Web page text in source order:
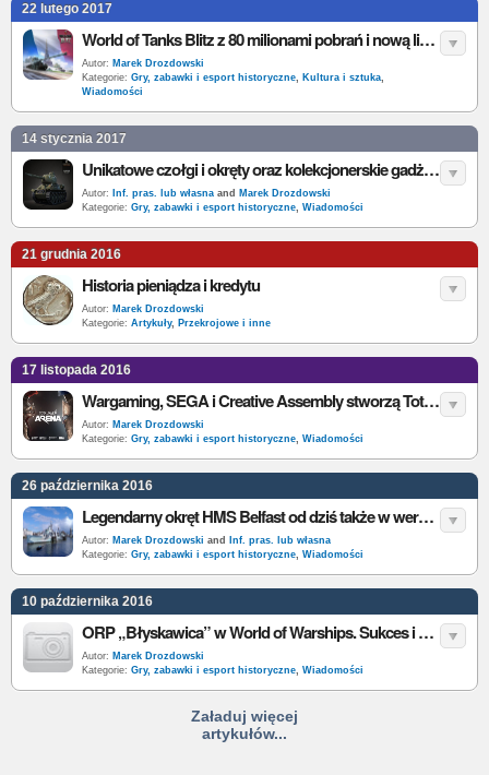
22 lutego 2017
World of Tanks Blitz z 80 milionami pobrań i nową linią czołgów
Autor: Marek Drozdowski
Kategorie: Gry, zabawki i esport historyczne, Kultura i sztuka,
Wiadomości
14 stycznia 2017
Unikatowe czołgi i okręty oraz kolekcjonerskie gadżety na aukcjach World of Tanks i World of Warships
Autor: Inf. pras. lub własna and Marek Drozdowski
Kategorie: Gry, zabawki i esport historyczne, Wiadomości
21 grudnia 2016
Historia pieniądza i kredytu
Autor: Marek Drozdowski
Kategorie: Artykuły, Przekrojowe i inne
17 listopada 2016
Wargaming, SEGA i Creative Assembly stworzą Total War: ARENA
Autor: Marek Drozdowski
Kategorie: Gry, zabawki i esport historyczne, Wiadomości
26 października 2016
Legendarny okręt HMS Belfast od dziś także w wersji VR
Autor: Marek Drozdowski and
Inf. pras. lub własna
Kategorie: Gry, zabawki i esport historyczne, Wiadomości
10 października 2016
ORP „Błyskawica” w World of Warships. Sukces i nowoczesna promocja polskiej historii
Autor: Marek Drozdowski
Kategorie: Gry, zabawki i esport historyczne, Wiadomości
Załaduj więcej
artykułów...